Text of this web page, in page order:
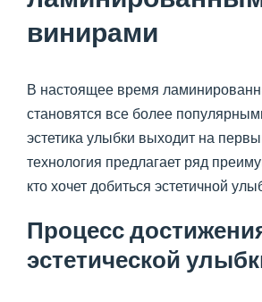
винирами
В настоящее время
становятся все более
эстетика улыбки выходит на
технология предлагает ряд
кто хочет добиться эстетичной
Процесс
эстетической